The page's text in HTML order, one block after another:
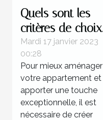
Quels sont les
critères de choix
d’une étagère
murale à livres ?
Mardi 17 janvier 2023
00:28
Pour mieux aménager
votre appartement et
apporter une touche
exceptionnelle, il est
nécessaire de créer